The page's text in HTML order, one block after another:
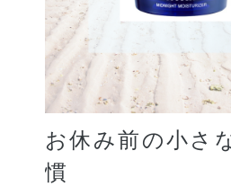
お休み前の小さ
慣